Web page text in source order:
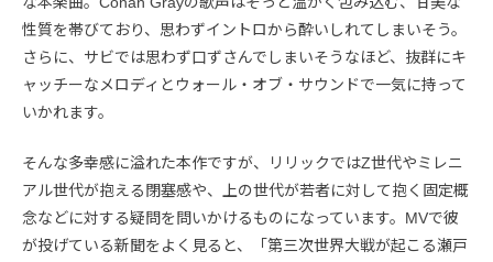
性質を帯びており、思わずイントロから酔いしれてしまいそう。
さらに、サビでは思わず口ずさんでしまいそうなほど、抜群にキ
ャッチーなメロディとウォール・オブ・サウンドで一気に持って
いかれます。
そんな多幸感に溢れた本作ですが、リリックではZ世代やミレニ
アル世代が抱える閉塞感や、上の世代が若者に対して抱く固定概
念などに対する疑問を問いかけるものになっています。MVで彼
が投げている新聞をよく見ると、「第三次世界大戦が起こる瀬戸